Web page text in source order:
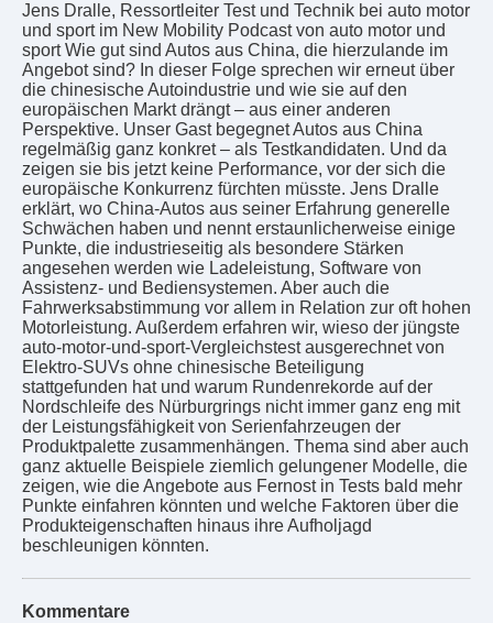
Jens Dralle, Ressortleiter Test und Technik bei auto motor
und sport im New Mobility Podcast von auto motor und
sport Wie gut sind Autos aus China, die hierzulande im
Angebot sind? In dieser Folge sprechen wir erneut über
die chinesische Autoindustrie und wie sie auf den
europäischen Markt drängt – aus einer anderen
Perspektive. Unser Gast begegnet Autos aus China
regelmäßig ganz konkret – als Testkandidaten. Und da
zeigen sie bis jetzt keine Performance, vor der sich die
europäische Konkurrenz fürchten müsste. Jens Dralle
erklärt, wo China-Autos aus seiner Erfahrung generelle
Schwächen haben und nennt erstaunlicherweise einige
Punkte, die industrieseitig als besondere Stärken
angesehen werden wie Ladeleistung, Software von
Assistenz- und Bediensystemen. Aber auch die
Fahrwerksabstimmung vor allem in Relation zur oft hohen
Motorleistung. Außerdem erfahren wir, wieso der jüngste
auto-motor-und-sport-Vergleichstest ausgerechnet von
Elektro-SUVs ohne chinesische Beteiligung
stattgefunden hat und warum Rundenrekorde auf der
Nordschleife des Nürburgrings nicht immer ganz eng mit
der Leistungsfähigkeit von Serienfahrzeugen der
Produktpalette zusammenhängen. Thema sind aber auch
ganz aktuelle Beispiele ziemlich gelungener Modelle, die
zeigen, wie die Angebote aus Fernost in Tests bald mehr
Punkte einfahren könnten und welche Faktoren über die
Produkteigenschaften hinaus ihre Aufholjagd
beschleunigen könnten.
Kommentare